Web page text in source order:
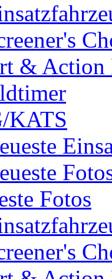
& Action
KATS
Fotos